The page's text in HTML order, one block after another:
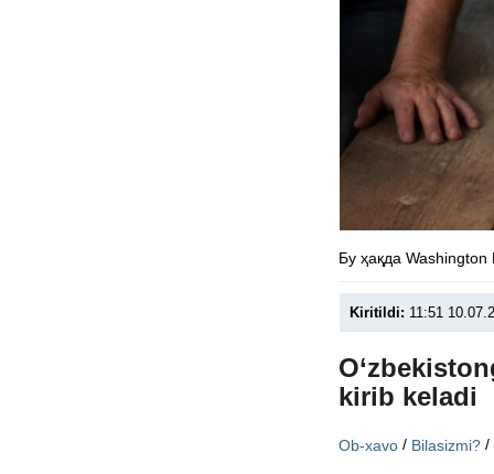
Бу ҳақда
Kiritildi: 11:51
kirib keladi
Ob-xavo / Bilasizmi? /